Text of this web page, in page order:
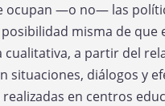
ocupan —o no— las
misma de
cualitativa, a partir del
situaciones, diálogos y
en centros